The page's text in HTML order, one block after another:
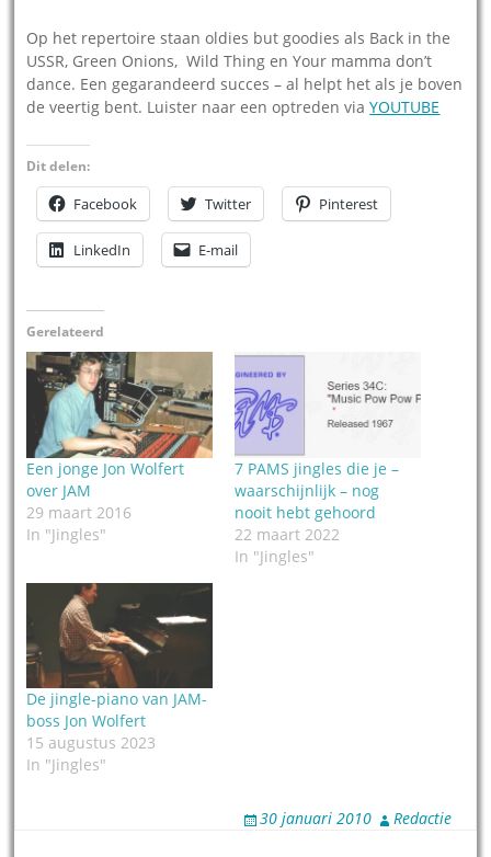
Op het repertoire staan oldies but goodies als Back in the
USSR, Green Onions, Wild Thing en Your mamma don’t
dance. Een gegarandeerd succes – al helpt het als je boven
de veertig bent. Luister naar een optreden viaYOUTUBE
Dit delen:
Facebook Twitter Pinterest
LinkedIn E-mail
Gerelateerd
Een jonge Jon Wolfert
over JAM
29 maart 2016
In "Jingles"
7 PAMS jingles die je –
waarschijnlijk – nog
nooit hebt gehoord
22 maart 2022
In "Jingles"
De jingle-piano van JAM-
boss Jon Wolfert
15 augustus 2023
In "Jingles"
30 januari 2010 Redactie